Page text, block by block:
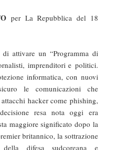
per La Repubblica del 18
attivare un “Programma di
imprenditori e politici.
informatica, con nuovi
le comunicazioni che
hacker come phishing,
resa nota oggi era
maggiore significato dopo la
britannico, la sottrazione
difesa sudcoreana e